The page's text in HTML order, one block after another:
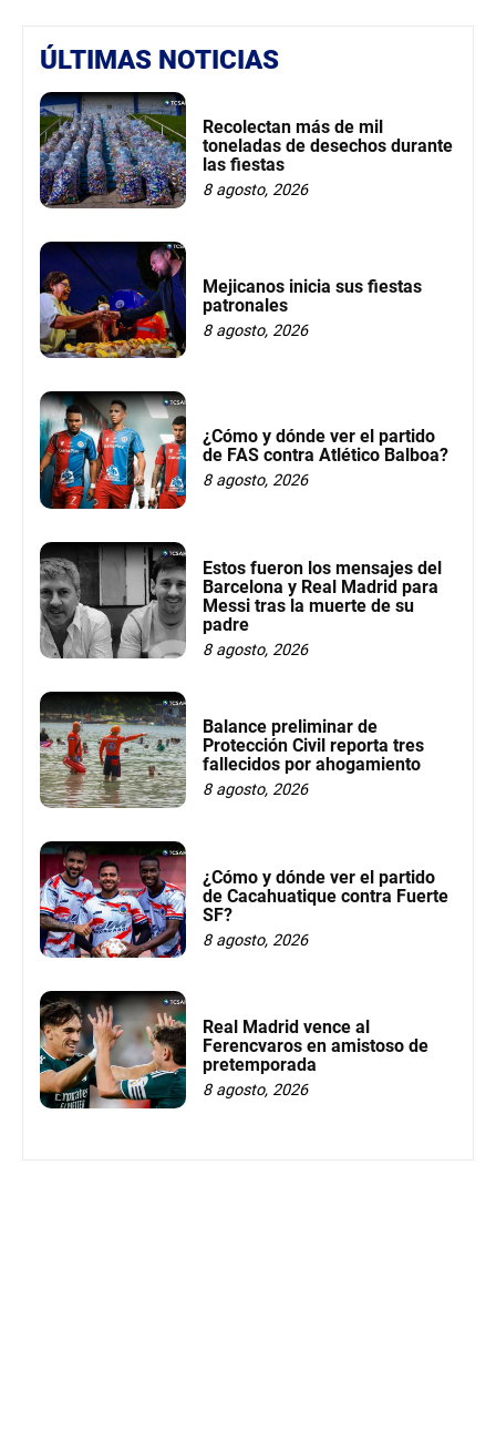
ÚLTIMAS NOTICIAS
Recolectan más de mil
toneladas de desechos durante
las fiestas
8 agosto, 2026
Mejicanos inicia sus fiestas
patronales
8 agosto, 2026
¿Cómo y dónde ver el partido
de FAS contra Atlético Balboa?
8 agosto, 2026
Estos fueron los mensajes del
Barcelona y Real Madrid para
Messi tras la muerte de su
padre
8 agosto, 2026
Balance preliminar de
Protección Civil reporta tres
fallecidos por ahogamiento
8 agosto, 2026
¿Cómo y dónde ver el partido
de Cacahuatique contra Fuerte
SF?
8 agosto, 2026
Real Madrid vence al
Ferencvaros en amistoso de
pretemporada
8 agosto, 2026